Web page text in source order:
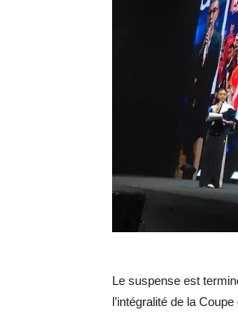
Le suspense est
l’intégralité de la